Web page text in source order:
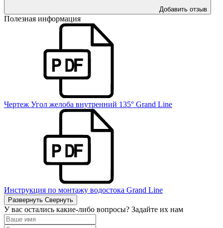
Добавить отзыв
Полезная информация
Чертеж Угол желоба внутренний 135° Grand Line
Инструкция по монтажу водостока Grand Line
Развернуть Свернуть
У вас остались какие-либо вопросы? Задайте их нам